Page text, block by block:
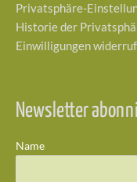
Privatsphäre-
Historie der
Einwilligungen
Newsletter
Name